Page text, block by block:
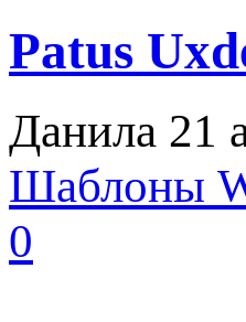
Patus
Данила 21
Шаблоны
0